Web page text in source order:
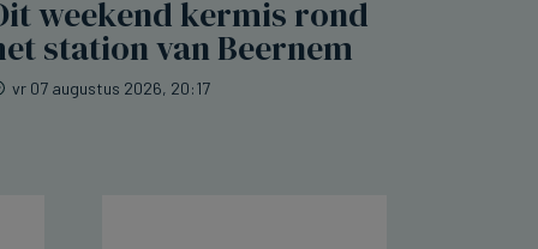
weekend kermis rond
station van Beernem
vr 07 augustus 2026, 20:17